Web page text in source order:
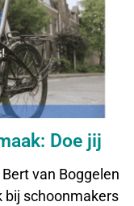
Doe jij
van Boggelen
bij schoonmakers